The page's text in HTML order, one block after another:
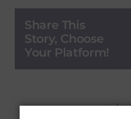
Share This
Story, Choose
Your Platform!
About the Author: